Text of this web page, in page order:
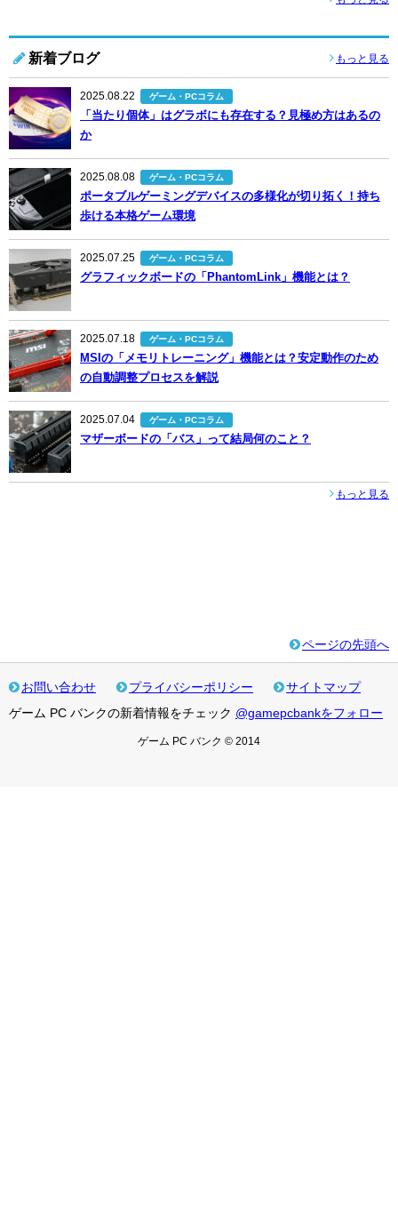
新着ブログ もっと見る
2025.08.22 ゲーム・PCコラム
「当たり個体」はグラボにも存在する？見極め方はあるの
か
2025.08.08 ゲーム・PCコラム
ポータブルゲーミングデバイスの多様化が切り拓く！持ち
歩ける本格ゲーム環境
2025.07.25 ゲーム・PCコラム
グラフィックボードの「PhantomLink」機能とは？
2025.07.18 ゲーム・PCコラム
MSIの「メモリトレーニング」機能とは？安定動作のため
の自動調整プロセスを解説
2025.07.04 ゲーム・PCコラム
マザーボードの「バス」って結局何のこと？
もっと見る
ページの先頭へ
お問い合わせ プライバシーポリシー
サイトマップ
ゲーム PC バンクの新着情報をチェック @gamepcbankをフォロー
ゲーム PC バンク © 2014